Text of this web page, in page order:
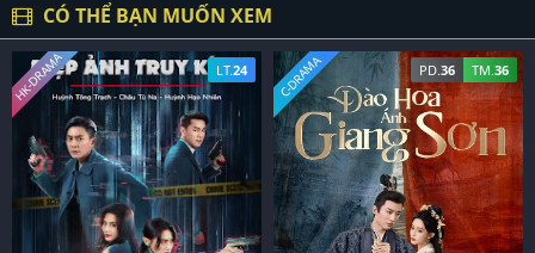
CÓ THỂ BẠN MUỐN XEM
LT.24
HK-DRAMA PD. 36 TM. 36
C-DRAMA